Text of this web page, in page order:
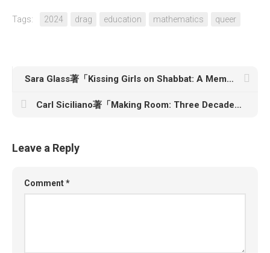
Tags: 2024 drag education mathematics queer
Sara Glass著「Kissing Girls on Shabbat: A Memoir」
Carl Siciliano著「Making Room: Three Decades of Fighting for Beds, Belonging, and a Safe Place for LGBTQ Youth」
Leave a Reply
Comment*